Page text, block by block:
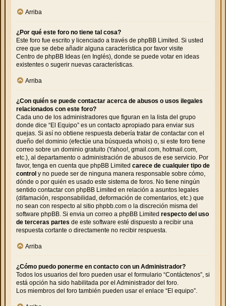
Arriba
¿Por qué este foro no tiene tal cosa?
Este foro fue escrito y licenciado a través de phpBB Limited. Si usted
cree que se debe añadir alguna característica por favor visite
Centro de phpBB Ideas (en Inglés), donde se puede votar en ideas
existentes o sugerir nuevas características.
Arriba
¿Con quién se puede contactar acerca de abusos o usos ilegales
relacionados con este foro?
Cada uno de los administradores que figuran en la lista del grupo
donde dice “El Equipo” es un contacto apropiado para enviar sus
quejas. Si así no obtiene respuesta debería tratar de contactar con el
dueño del dominio (efectúe una búsqueda whois) o, si este foro tiene
correo sobre un dominio gratuito (Yahoo!, gmail.com, hotmail.com,
etc.), al departamento o administración de abusos de ese servicio. Por
favor, tenga en cuenta que phpBB Limited carece de cualquier tipo de
control y no puede ser de ninguna manera responsable sobre cómo,
dónde o por quién es usado este sistema de foros. No tiene ningún
sentido contactar con phpBB Limited en relación a asuntos legales
(difamación, responsabilidad, deformación de comentarios, etc.) que
no sean con respecto al sitio phpbb.com o la discreción misma del
software phpBB. Si envia un correo a phpBB Limited respecto del uso
de terceras partes de este software esté dispuesto a recibir una
respuesta cortante o directamente no recibir respuesta.
Arriba
¿Cómo puedo ponerme en contacto con un Administrador?
Todos los usuarios del foro pueden usar el formulario “Contáctenos”, si
está opción ha sido habilitada por el Administrador del foro.
Los miembros del foro también pueden usar el enlace “El equipo”.